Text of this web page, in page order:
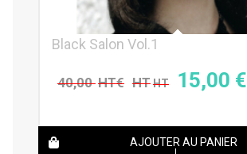
Black Salon Vol.1
40,00 € 15,00 €
AJOUTER AU PANIER